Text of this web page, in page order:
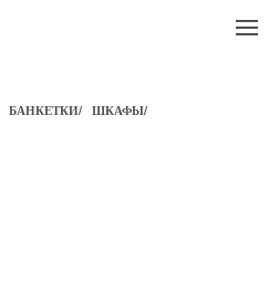
БАНКЕТКИ/ ШКАФЫ/